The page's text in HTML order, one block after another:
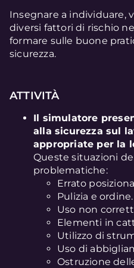
Insegnare a individuare,
diversi fattori di rischio
formare sulle buone
sicurezza.
ATTIVITÀ
Il simulatore
alla sicurezza sul
appropriate per la
Queste situazioni
problematiche:
Errato
Pulizia e ordine.
Uso non
Elementi in
Utilizzo di
Uso di
Ostruzione